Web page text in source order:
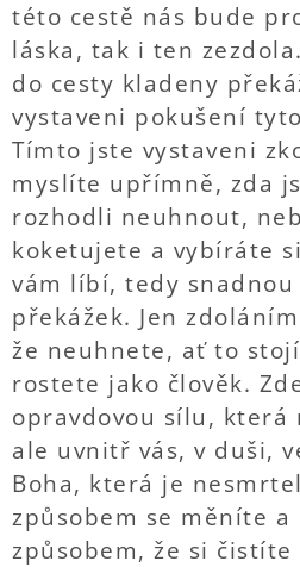
této cestě nás bude
láska, tak i ten
do cesty kladeny
vystaveni pokušení
Tímto jste vystaveni
myslíte upřímně, zda
rozhodli neuhnout,
koketujete a vybíráte
vám líbí, tedy snadnou
překážek. Jen
že neuhnete, ať to
rostete jako člověk.
opravdovou sílu, která
ale uvnitř vás, v duši,
Boha, která je
způsobem se měníte
způsobem, že si